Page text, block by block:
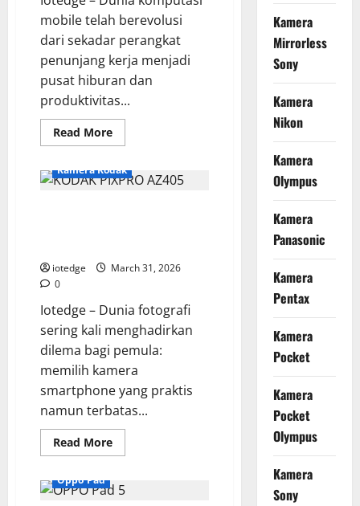
Profesional
mobile telah berevolusi
dari sekadar perangkat
penunjang kerja menjadi
pusat hiburan dan
produktivitas...
Read MoreRead
more
Stealth
16
untuk
Game
Kamera Kodak
iotedge
March 31, 2026
0
Iotedge – Dunia fotografi
sering kali menghadirkan
dilema bagi pemula:
memilih kamera
smartphone yang praktis
namun terbatas...
Read MoreRead
more
PIXPRO
AZ405,
Oppo Pad
Kamera
Mirrorless
Sony
Kamera
Nikon
Kamera
Olympus
Kamera
Panasonic
Kamera
Pentax
Kamera
Pocket
Kamera
Pocket
Olympus
Kamera
Sony